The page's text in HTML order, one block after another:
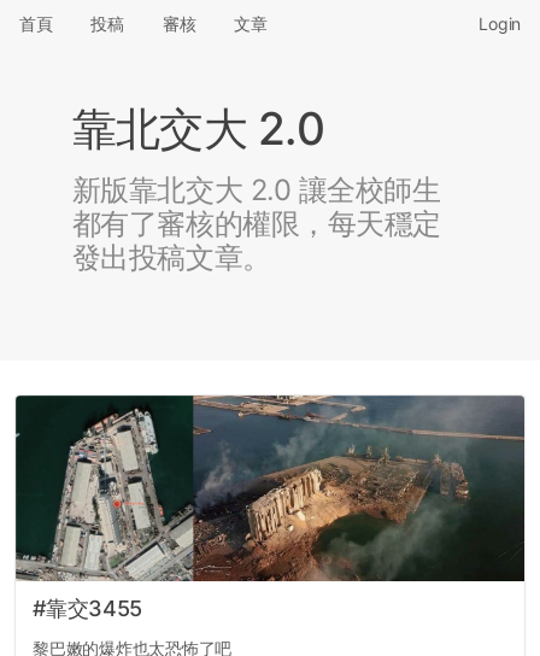
首頁 投稿 審核 文章 Login
靠北交大 2.0
新版靠北交大 2.0 讓全校師生
都有了審核的權限，每天穩定
發出投稿文章。
#靠交3455
黎巴嫩的爆炸也太恐怖了吧